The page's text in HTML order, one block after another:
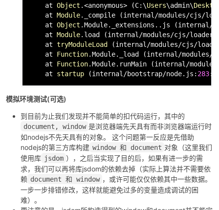
at Object .<anonymous> (C:\Users\admin\
at Module. _compile (internal/modules/cjs/
at Object .Module. _extensions .. js (internal/
at Module. load (internal/modules/cjs/loader.
at tryModuleLoad
(internal/modules/cjs/
at Function.Module. _load
(internal/modules/
at Function.Module. runMain (internal/
at startup (internal/bootstrap/node. js : 283:
模拟环境测试(可选)
到目前为止我们发现并不能简单的扣代码运行，其中的
document, window 是浏览器端先天具有而非浏览器端运行时
如nodejs不先天具有的对象。 这个问题第一反应是先借助
nodejs的第三方库构建 window 和 document 对象（这里我们
使用库 jsdom ），之后当实现了目的后，如果有进一步的需
求，我们可以再将库jsdom的依赖去掉（实际上算法并不需要依
赖 document 和 window ，或许可能仅仅依赖其中一些数据。
一步一步排错修改，这样就能避免过多的变量造成调试的困
难）。